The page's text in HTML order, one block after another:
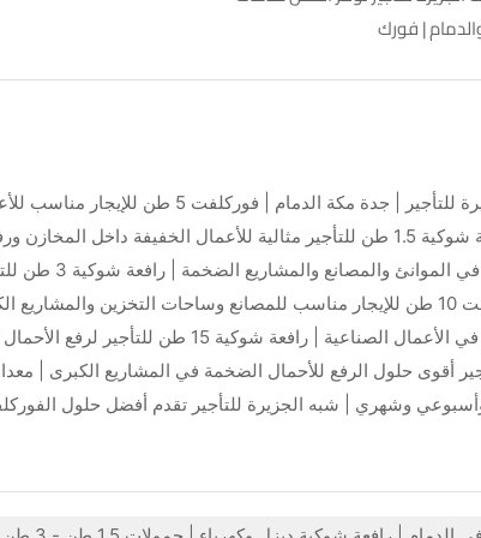
| فورك
0539779558 | شبه الجزيرة للتأجير | جدة مكة
للإيجار للأعمال
قوة رفع عالية وثبات ممتاز في الأعمال الصناعية |
25 طن للتأجير أقوى حلول الرفع للأحمال الضخمة في المشاريع
وشهري | شبه الجزيرة للتأجير تقدم أفضل حلول